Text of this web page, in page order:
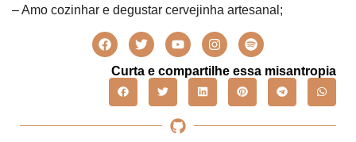
– Amo cozinhar e degustar cervejinha artesanal;
Curta e compartilhe essa misantropia